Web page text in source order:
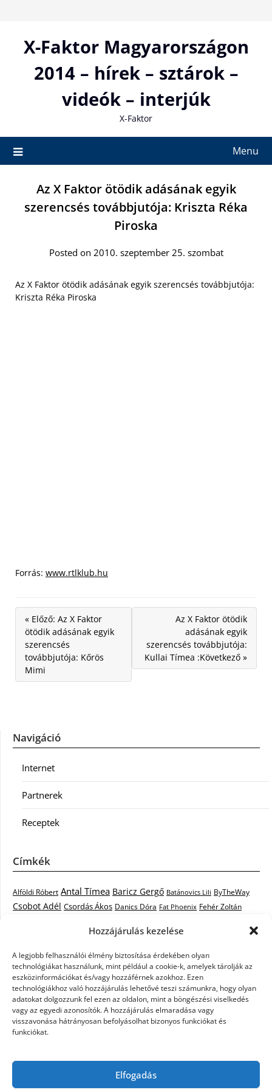
Hozzájárulás kezelése
A legjobb felhasználói élmény biztosítása érdekében olyan
technológiákat használunk, mint például a cookie-k, amelyek tárolják az
eszközinformációkat és/vagy hozzáférnek azokhoz. Ezen
technológiákhoz való hozzájárulás lehetővé teszi számunkra, hogy olyan
adatokat dolgozzunk fel ezen az oldalon, mint a böngészési viselkedés
vagy az egyedi azonosítók. A hozzájárulás elmaradása vagy
visszavonása hátrányosan befolyásolhat bizonyos funkciókat és
funkciókat.
Elfogadás
contentX-Faktor Magyarországon
2014 – hírek – sztárok –
videók – interjúk
X-Faktor
Menu
Az X Faktor ötödik adásának egyik
szerencsés továbbjutója: Kriszta Réka
Piroska
Posted on 2010. szeptember 25. szombat
Az X Faktor ötödik adásának egyik szerencsés továbbjutója:
Kriszta Réka Piroska
Forrás: www.rtlklub.hu
« Előző: Az X Faktor
ötödik adásának egyik
szerencsés
továbbjutója: Kőrös
Mimi
Az X Faktor ötödik
adásának egyik
szerencsés továbbjutója:
Kullai Tímea :Következő »
Navigáció
Internet
Partnerek
Receptek
Címkék
Alföldi Róbert Antal Tímea Baricz Gergő Batánovics Lili ByTheWay
Csobot Adél Csordás Ákos Danics Dóra Fat Phoenix Fehér Zoltán
Kovács László Stone
Krasznai Tünde Like LiL C. Malek Miklós mentor Muri Enikő
Nagy Feró Oláh Gergő Péterffy Lili Rocktenors RTL Klub
Cowell Szabó Dávid Szabó Ádám Szikora Róbert Takács Nikolas
Tarány Tamás Tóth Gabi Vastag Csaba Vastag Tamás
Kati X-factor X-FaktorX-Faktor videók
X-Faktor válogatásx faktor döntő Zámbó